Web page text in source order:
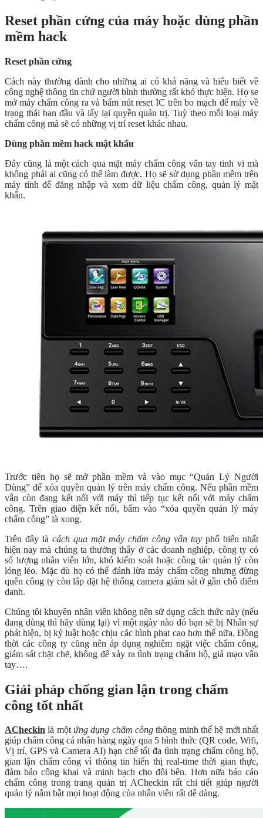
Reset phần cứng của máy hoặc dùng phần
mềm hack
Reset phần cứng
Cách này thường dành cho những ai có khả năng và hiểu biết về
công nghệ thông tin chứ người bình thường rất khó thực hiện. Họ se
mở máy chấm công ra và bấm nút reset IC trên bo mạch để máy về
trạng thái ban đầu và lấy lại quyền quản trị. Tuỳ theo mỗi loại máy
chấm công mà sẽ có những vị trí reset khác nhau.
Dùng phần mềm hack mật khẩu
Đây cũng là một cách qua mặt máy chấm công vân tay tinh vi mà
không phải ai cũng có thể làm được. Họ sẽ sử dụng phần mềm trên
máy tính để đăng nhập và xem dữ liệu chấm công, quản lý mật
khẩu.
Trước tiên họ sẽ mở phần mềm và vào mục “Quản Lý Người
Dùng” để xóa quyền quản lý trên máy chấm công. Nếu phần mềm
vẫn còn đang kết nối với máy thì tiếp tục kết nối với máy chấm
công. Trên giao diện kết nối, bấm vào “xóa quyền quản lý máy
chấm công” là xong.
Trên đây là cách qua mặt máy chấm công vân tay phổ biến nhất
hiện nay mà chúng ta thường thấy ở các doanh nghiệp, công ty có
số lượng nhân viên lớn, khó kiểm soát hoặc công tác quản lý còn
lỏng lẻo. Mặc dù họ có thể đánh lừa máy chấm công nhưng đừng
quên công ty còn lắp đặt hệ thống camera giám sát ở gần chỗ điểm
danh.
Chúng tôi khuyên nhân viên không nên sử dụng cách thức này (nếu
đang dùng thì hãy dùng lại) vì một ngày nào đó bạn sẽ bị Nhân sự
phát hiện, bị kỷ luật hoặc chịu các hình phat cao hơn thế nữa. Đồng
thời các công ty cũng nên áp dụng nghiêm ngặt việc chấm công,
giám sát chặt chẽ, không để xảy ra tình trạng chấm hộ, giả mạo vân
tay….
Giải pháp chống gian lận trong chấm
công tốt nhất
ACheckin là mộtứng dụng chấm công thông minh thế hệ mới nhất
giúp chấm công cá nhân hàng ngày qua 5 hình thức (QR code, Wifi,
Vị trí, GPS và Camera AI) hạn chế tối đa tình trạng chấm công hộ,
gian lận chấm công vì thông tin hiển thị real-time thời gian thực,
đảm bảo công khai và minh bạch cho đôi bên. Hơn nữa báo cáo
chấm công trong trang quản trị ACheckin rất chi tiết giúp người
quản lý nắm bắt mọi hoạt động của nhân viên rất dễ dàng.